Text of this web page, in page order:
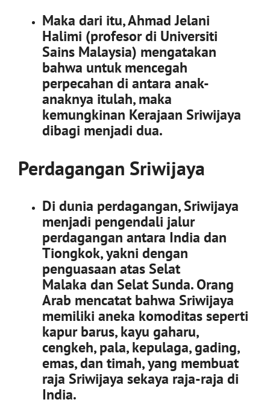
Maka dari itu, Ahmad Jelani
Halimi (profesor di Universiti
Sains Malaysia) mengatakan
bahwa untuk mencegah
perpecahan di antara anak-
anaknya itulah, maka
kemungkinan Kerajaan Sriwijaya
dibagi menjadi dua.
Perdagangan Sriwijaya
Di dunia perdagangan, Sriwijaya
menjadi pengendali jalur
perdagangan antara India dan
Tiongkok, yakni dengan
penguasaan atas Selat
Malaka dan Selat Sunda. Orang
Arab mencatat bahwa Sriwijaya
memiliki aneka komoditas seperti
kapur barus, kayu gaharu,
cengkeh, pala, kepulaga, gading,
emas, dan timah, yang membuat
raja Sriwijaya sekaya raja-raja di
India.